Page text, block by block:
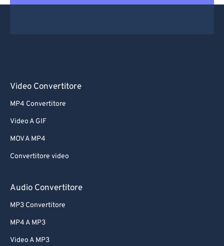
Video Convertitore
MP4 Convertitore
Video A GIF
MOV A MP4
Convertitore video
Audio Convertitore
MP3 Convertitore
MP4 A MP3
Video A MP3